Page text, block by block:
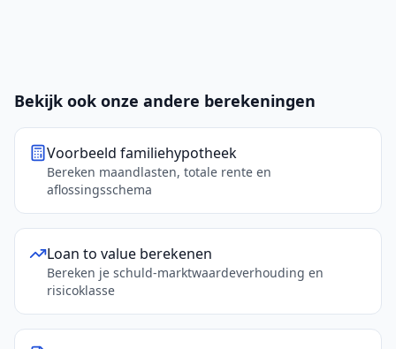
Bekijk ook onze andere berekeningen
Voorbeeld familiehypotheek
Bereken maandlasten, totale rente en
aflossingsschema
Loan to value berekenen
Bereken je schuld-marktwaardeverhouding en
risicoklasse